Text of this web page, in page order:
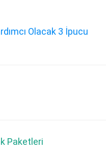
Olacak 3 İpucu
Paketleri